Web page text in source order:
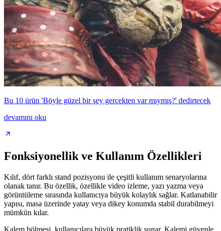
Bu 10 ürün 'Böyle güzel bir şey gerçekten var mıymış?' dedirtecek
devamını oku
Fonksiyonellik ve Kullanım Özellikleri
Kılıf, dört farklı stand pozisyonu ile çeşitli kullanım senaryolarına
olanak tanır. Bu özellik, özellikle video izleme, yazı yazma veya
görüntüleme sırasında kullanıcıya büyük kolaylık sağlar. Katlanabilir
yapısı, masa üzerinde yatay veya dikey konumda stabil durabilmeyi
mümkün kılar.
Kalem bölmesi, kullanıcılara büyük pratiklik sunar. Kalemi güvenle